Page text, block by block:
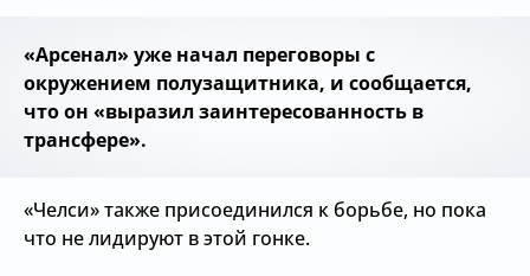
«Арсенал» уже начал переговоры с
окружением полузащитника, и сообщается,
что он «выразил заинтересованность в
трансфере».
«Челси» также присоединился к борьбе, но пока
что не лидируют в этой гонке.